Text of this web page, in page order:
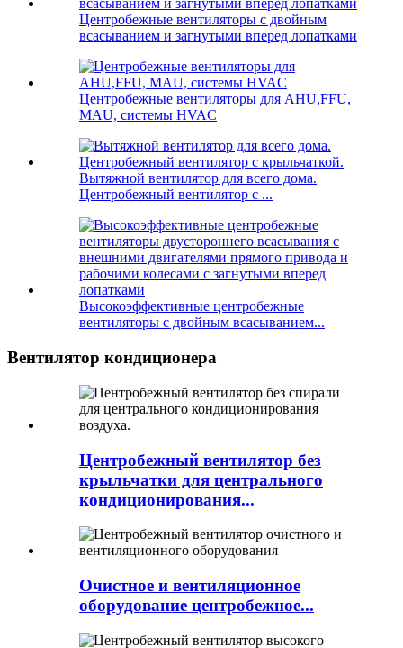
Центробежные вентиляторы с двойным
всасыванием и загнутыми вперед лопатками
Центробежные вентиляторы для AHU,FFU,
MAU, системы HVAC
Вытяжной вентилятор для всего дома.
Центробежный вентилятор с ...
Высокоэффективные центробежные
вентиляторы с двойным всасыванием...
Вентилятор кондиционера
Центробежный вентилятор без
крыльчатки для центрального
кондиционирования...
Очистное и вентиляционное
оборудование центробежное...